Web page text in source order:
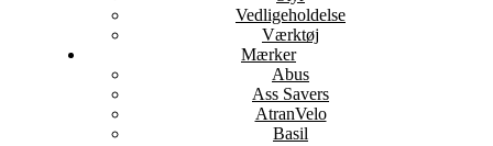
Vedligeholdelse
Værktøj
Mærker
Abus
Ass Savers
AtranVelo
Basil